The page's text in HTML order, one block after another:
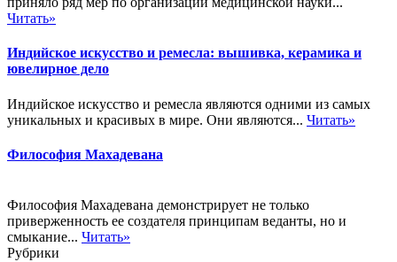
Читать»
Индийское искусство и ремесла: вышивка, керамика и
ювелирное дело
Индийское искусство и ремесла являются одними из самых
уникальных и красивых в мире. Они являются... Читать»
Философия Махадевана
Философия Махадевана демонстрирует не только
приверженность ее создателя принципам веданты, но и
смыкание... Читать»
Рубрики